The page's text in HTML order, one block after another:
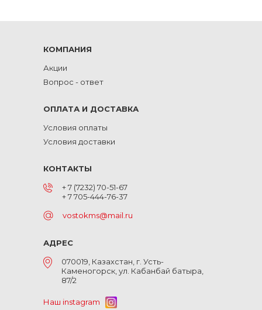
КОМПАНИЯ
Акции
Вопрос - ответ
ОПЛАТА И ДОСТАВКА
Условия оплаты
Условия доставки
КОНТАКТЫ
+ 7 (7232) 70-51-67
+ 7 705-444-76-37
vostokms@mail.ru
АДРЕС
070019, Казахстан, г. Усть-
Каменогорск, ул. Кабанбай батыра,
87/2
Наш instagram